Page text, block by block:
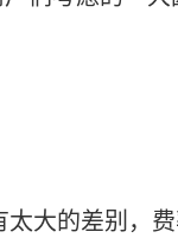
大的差别，